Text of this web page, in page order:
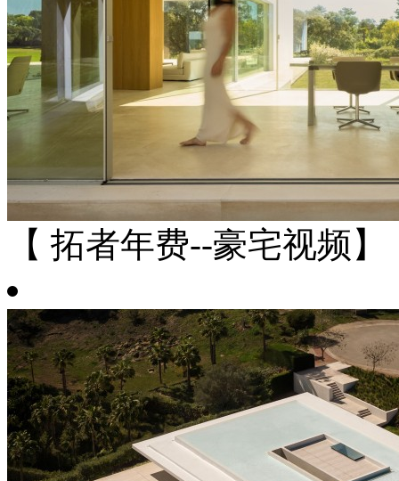
【 拓者年费--豪宅视频】